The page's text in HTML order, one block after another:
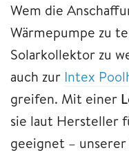
Wem die
Wärmepumpe zu
Solarkollektor zu
auch zur Intex
greifen. Mit einer
sie laut Hersteller
geeignet –